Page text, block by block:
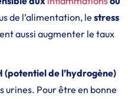
de l’alimentation, le stress
aussi augmenter le taux
(potentiel de l’hydrogène)
urines. Pour être en bonne